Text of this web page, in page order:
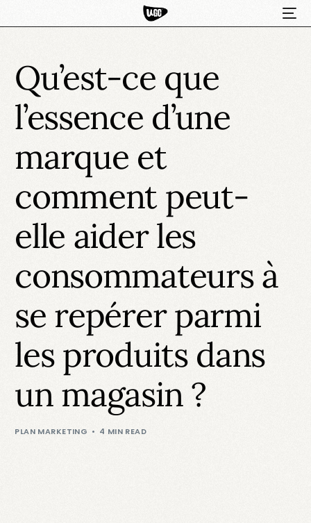
Qu’est-ce que
l’essence d’une
marque et
comment peut-
elle aider les
consommateurs à
se repérer parmi
les produits dans
un magasin ?
PLAN MARKETING 4 MIN READ
HOT